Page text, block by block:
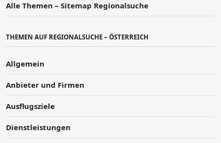
Alle Themen – Sitemap Regionalsuche
THEMEN AUF REGIONALSUCHE – ÖSTERREICH
Allgemein
Anbieter und Firmen
Ausflugsziele
Dienstleistungen